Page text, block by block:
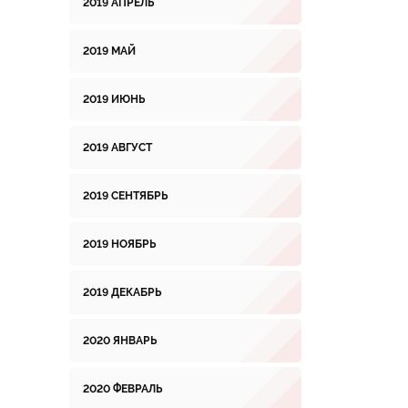
2019 АПРЕЛЬ
2019 МАЙ
2019 ИЮНЬ
2019 АВГУСТ
2019 СЕНТЯБРЬ
2019 НОЯБРЬ
2019 ДЕКАБРЬ
2020 ЯНВАРЬ
2020 ФЕВРАЛЬ